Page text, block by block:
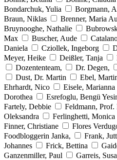
Bondarchuk, Yulia
Borgmann,
Braun, Niklas
Brenner, Maria
Bruynooghe, Nathalie
Max
Buscher, Aude
Daniela
Cziollek, Ingeborg
Meyer, Heike
Deißler, Tanja
Dozententeam,
Dr. Degen,
Dust, Dr. Martin
Ebel,
Ehrhardt, Nico
Eisele, Marianna
Dorothea
Esrefoglu, Bengü
Fartely, Debbie
Feldmann, Prof.
Oleksandra
Ferlinghetti, Monica
Finner, Christiane
Flores
Foodbloggerin Janka,
Frank,
Johannes
Frick, Bettina
Ganzenmiller, Paul
Garreis,